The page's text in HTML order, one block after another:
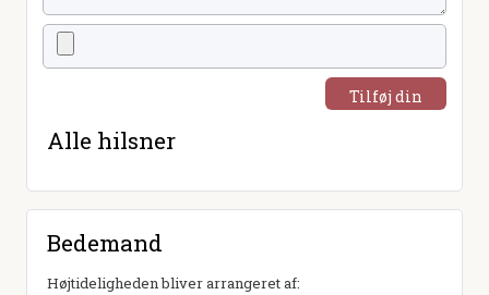
Tilføj din
Alle hilsner
Bedemand
Højtideligheden bliver arrangeret af: